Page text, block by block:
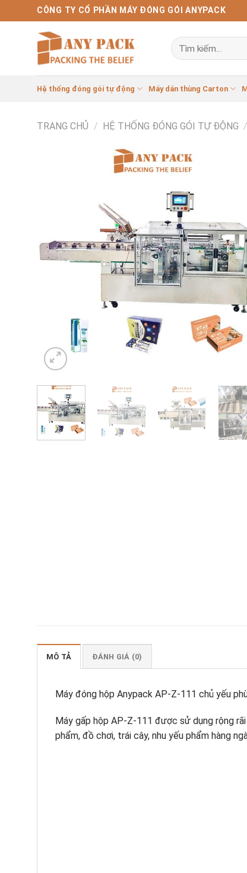
qua
CÔNG TY CỔ PHẦN MÁY ĐÓNG GÓI ANYPACK
Tìm
kiếm:
Hệ thống đóng gói tự động Máy dán thùng Carton
TRANG CHỦ / HỆ THỐNG ĐÓNG GÓI TỰ ĐỘNG /
MÔ TẢ ĐÁNH GIÁ (0)
Máy đóng hộp Anypack AP-Z-111 chủ yếu
Máy gấp hộp AP-Z-111 được sử dụng rộng
phẩm, đồ chơi, trái cây, nhu yếu phẩm hàng